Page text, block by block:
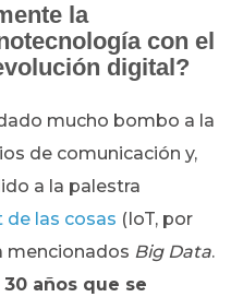
la
con el
digital?
mucho bombo a la
de comunicación y,
a la palestra
de las cosas (IoT, por
mencionados Big Data.
años que se